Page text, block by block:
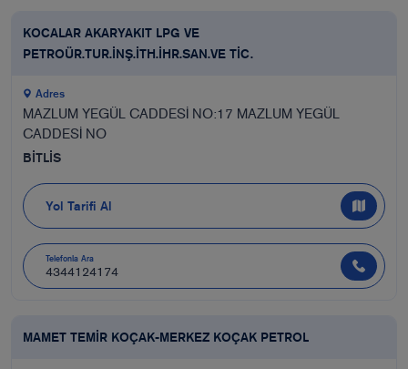
KOCALAR AKARYAKIT LPG VE
PETROÜR.TUR.İNŞ.İTH.İHR.SAN.VE TİC.
Adres
MAZLUM YEGÜL CADDESİ NO:17 MAZLUM YEGÜL
CADDESİ NO
BİTLİS
Yol Tarifi Al
Telefonla Ara
4344124174
MAMET TEMİR KOÇAK-MERKEZ KOÇAK PETROL